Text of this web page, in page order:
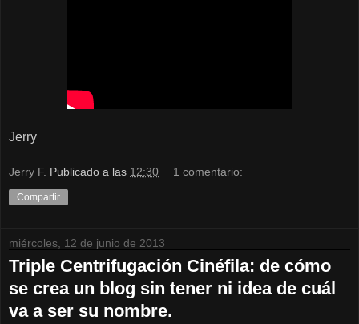
Jerry
Jerry F. Publicado a las 12:30 1 comentario:
Compartir
miércoles, 12 de junio de 2013
Triple Centrifugación Cinéfila: de cómo
se crea un blog sin tener ni idea de cuál
va a ser su nombre.